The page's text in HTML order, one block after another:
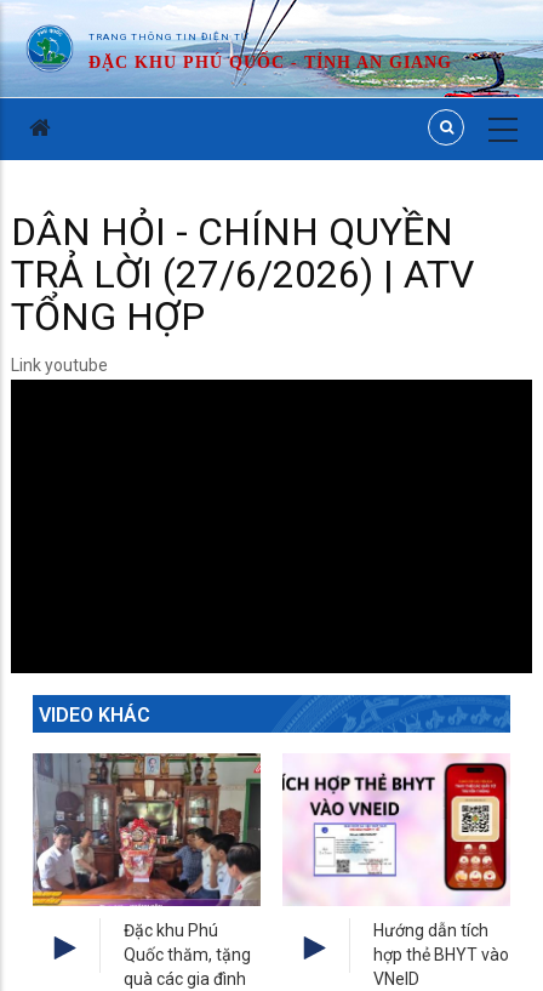
TRANG THÔNG TIN ĐIỆN TỬ
ĐẶC KHU PHÚ QUỐC - TỈNH AN GIANG
DÂN HỎI - CHÍNH QUYỀN
TRẢ LỜI (27/6/2026) | ATV
TỔNG HỢP
Link youtube
VIDEO KHÁC
Đặc khu Phú
Quốc thăm, tặng
quà các gia đình
Hướng dẫn tích
hợp thẻ BHYT vào
VNeID